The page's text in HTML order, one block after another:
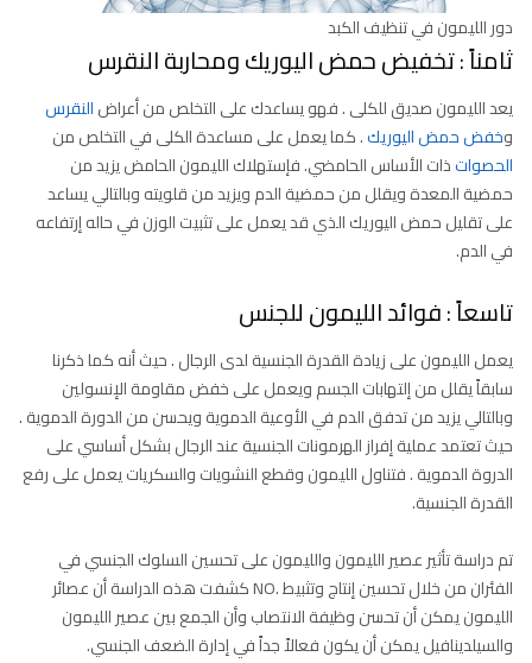
دور الليمون في تنظيف الكبد
ثامناً : تخفيض حمض اليوريك ومحاربة النقرس
يعد الليمون صديق للكلى . فهو يساعدك على التخلص من أعراضالنقرس
وخفض حمض اليوريك. كما يعمل على مساعدة الكلى في التخلص من
الحصواتذات الأساس الحامضي. فإستهلاك الليمون الحامض يزيد من
حمضية المعدة ويقلل من حمضية الدم ويزيد من قلويته وبالتالي يساعد
على تقليل حمض اليوريك الذي قد يعمل على تثبيت الوزن في حاله إرتفاعه
في الدم.
تاسعاً : فوائد الليمون للجنس
يعمل الليمون على زيادة القدرة الجنسية لدى الرجال . حيث أنه كما ذكرنا
سابقاً يقلل من إلتهابات الجسم ويعمل على خفض مقاومة الإنسولين
وبالتالي يزيد من تدفق الدم في الأوعية الدموية ويحسن من الدورة الدموية .
حيث تعتمد عملية إفراز الهرمونات الجنسية عند الرجال بشكل أساسي على
الدروة الدموية . فتناول الليمون وقطع النشويات والسكريات يعمل على رفع
القدرة الجنسية.
تم دراسة تأثير عصير الليمون والليمون على تحسين السلوك الجنسي في
الفئران من خلال تحسين إنتاج وتثبيط .NO كشفت هذه الدراسة أن عصائر
الليمون يمكن أن تحسن وظيفة الانتصاب وأن الجمع بين عصير الليمون
والسيلدينافيل يمكن أن يكون فعالاً جداً في إدارة الضعف الجنسي.